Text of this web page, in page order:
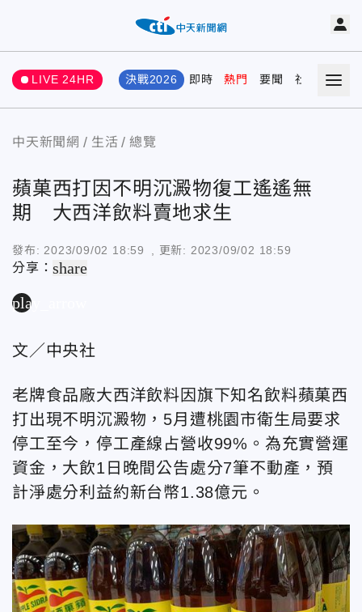
LIVE 24HR 決戰2026 即時 熱門 要聞 社會 娛樂
中天新聞網 生活 總覽
蘋菓西打因不明沉澱物復工遙遙無
期 大西洋飲料賣地求生
發布: 2023/09/02 18:59 , 更新: 2023/09/02 18:59
分享：share
play_arrow
文／中央社
老牌食品廠大西洋飲料因旗下知名飲料蘋菓西
打出現不明沉澱物，5月遭桃園市衛生局要求
停工至今，停工產線占營收99%。為充實營運
資金，大飲1日晚間公告處分7筆不動產，預
計淨處分利益約新台幣1.38億元。